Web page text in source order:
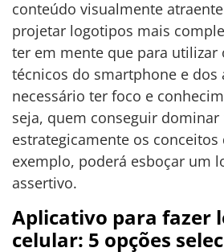
conteúdo visualmente
projetar logotipos mais
ter em mente que para utilizar
técnicos do smartphone e dos
necessário ter foco e
seja, quem conseguir dominar
estrategicamente os
exemplo, poderá esboçar um
assertivo.
Aplicativo para fazer
celular: 5 opções